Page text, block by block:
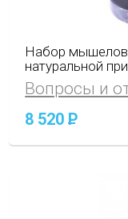
Набор
натуральной
Вопросы и
8 520P